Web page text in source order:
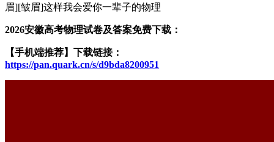
眉][皱眉]这样我会爱你一辈子的物理
2026安徽高考物理试卷及答案免费下载：
【手机端推荐】下载链接：
https://pan.quark.cn/s/d9bda8200951